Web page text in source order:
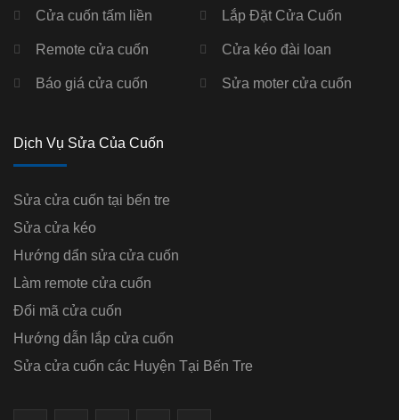
Cửa cuốn tấm liền Lắp Đặt Cửa Cuốn
Remote cửa cuốn Cửa kéo đài loan
Báo giá cửa cuốn Sửa moter cửa cuốn
Dịch Vụ Sửa Của Cuốn
Sửa cửa cuốn tại bến tre
Sửa cửa kéo
Hướng dẩn sửa cửa cuốn
Làm remote cửa cuốn
Đổi mã cửa cuốn
Hướng dẫn lắp cửa cuốn
Sửa cửa cuốn các Huyện Tại Bến Tre